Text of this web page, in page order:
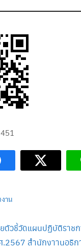
451
าน
ตัวชี้วัดแผนปฏิบัติราชก
สำนักงาานอธิก